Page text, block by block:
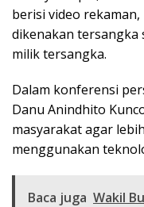
berisi video
dikenakan tersangka
milik tersangka.
Dalam konferensi
Danu Anindhito
masyarakat agar
menggunakan
Baca juga Wakil